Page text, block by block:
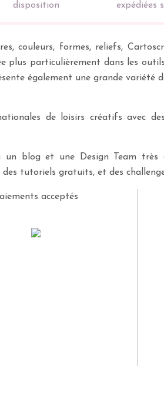
disposition
expédiées
couleurs, formes, reliefs,
plus particulièrement dans les
également une grande variété
de loisirs créatifs avec
un blog et une Design Team
tutoriels gratuits, et des
acceptés